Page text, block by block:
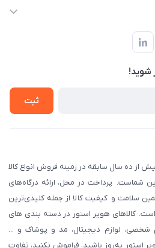
شوید!
ثبت
از ده سال سابقه در زمینه فروش انواع کالا
شماست. پرداخت در محل، ارائه درگاه‌های
سلامت و کیفیت کالا از جمله کلیدی‌ترین
است. کالاهای هویر استور در دسته بندی های
شخصی، لوازم دیجیتال، مد و پوشاک و ...
استور به‌روز باشید، فراموش نکنید، تفاوت